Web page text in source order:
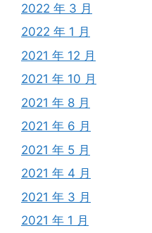
2022 年 3 月
2022 年 1 月
2021 年 12 月
2021 年 10 月
2021 年 8 月
2021 年 6 月
2021 年 5 月
2021 年 4 月
2021 年 3 月
2021 年 1 月